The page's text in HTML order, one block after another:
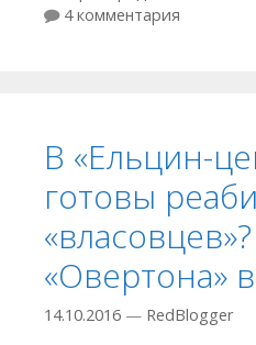
4 комментария
В «Ельцин-
готовы
«Овертона»
14.10.2016 — RedBlogger